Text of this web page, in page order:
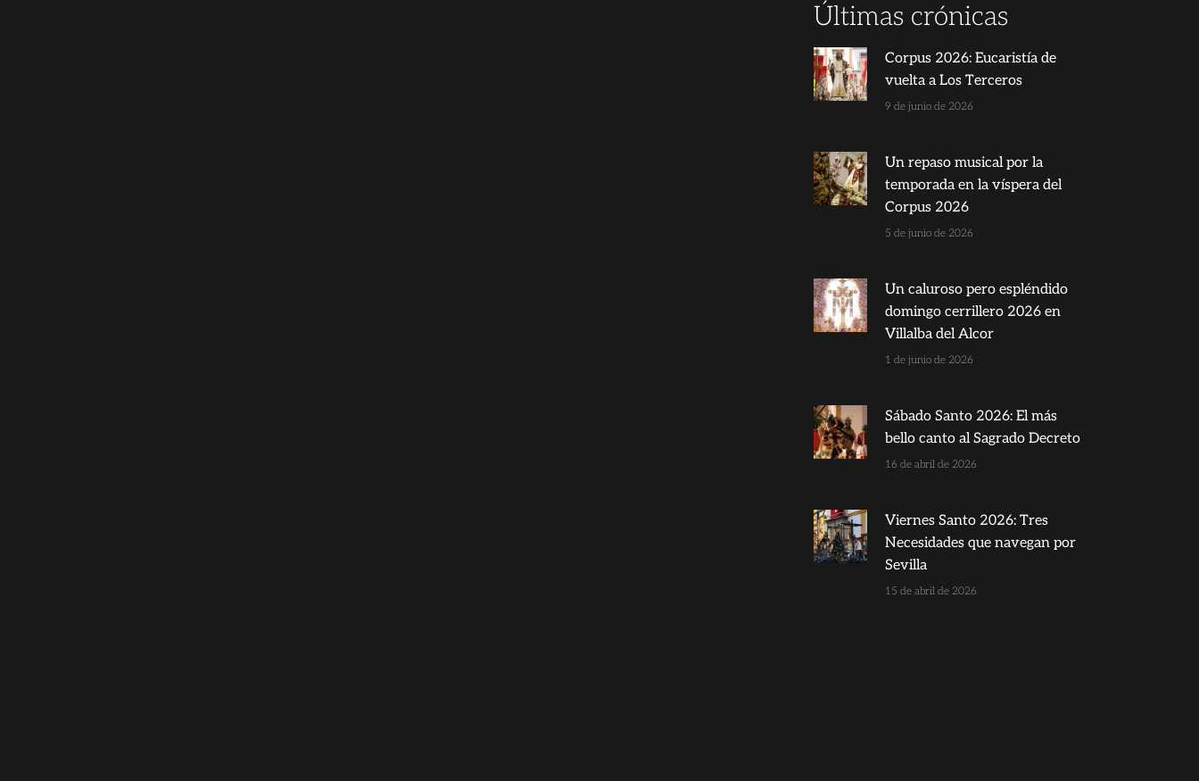
Últimas crónicas
Corpus 2026: Eucaristía de
vuelta a Los Terceros
9 de junio de 2026
Un repaso musical por la
temporada en la víspera del
Corpus 2026
5 de junio de 2026
Un caluroso pero espléndido
domingo cerrillero 2026 en
Villalba del Alcor
1 de junio de 2026
Sábado Santo 2026: El más
bello canto al Sagrado Decreto
16 de abril de 2026
Viernes Santo 2026: Tres
Necesidades que navegan por
Sevilla
15 de abril de 2026